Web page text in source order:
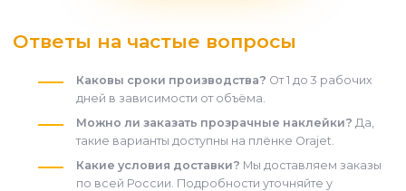
Ответы на частые вопросы
Каковы сроки производства? От 1 до 3 рабочих
дней в зависимости от объёма.
Можно ли заказать прозрачные наклейки? Да,
такие варианты доступны на плёнке Orajet.
Какие условия доставки? Мы доставляем заказы
по всей России. Подробности уточняйте у